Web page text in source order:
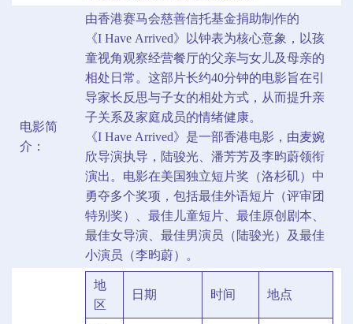
电影简
介：
由香港赛马会慈善信托基金捐助制作的
《I Have Arrived》以钟表为核心意象，以孩
童视角观察经营餐厅的父亲与女儿及母亲的
相处日常。这部片长约40分钟的电影旨在引
导家长反思与子女的相处方式，从而提升亲
子关系及家庭成员的情绪健康。
《I Have Arrived》是一部香港电影，由麦婉
欣导演执导，陆骏光、潘芳芳及李昀蔚领衔
演出。电影在美国独立短片奖（洛杉矶）中
勇夺多个奖项，包括最佳外语短片（评审团
特别奖）、最佳儿童短片、最佳原创剧本、
最佳女导演、最佳男演员（陆骏光）及最佳
小演员（李昀蔚）。
地
区
日期 时间 地点